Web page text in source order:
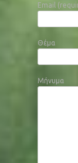
Email
Θέμα
Μήνυμα